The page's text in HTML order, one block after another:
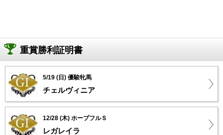
重賞勝利証明書
5/19 (日) 優駿牝馬
チェルヴィニア
12/28 (木) ホープフルＳ
レガレイラ